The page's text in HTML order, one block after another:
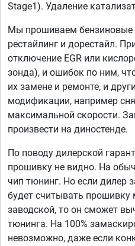
Stage1). Удаление
Мы прошиваем бензиновые
рестайлинг и дорестайл.
отключение EGR или
зонда), и ошибок по ним,
их замене и ремонте, и
модификации, например
максимальной скорости.
произвести на диностенде.
По поводу дилерской
прошивку не видно. На
чип тюнинг. Но если дилер
будет считывать прошивку
заводской, то он сможет
тюнинга. На 100%
невозможно, даже если